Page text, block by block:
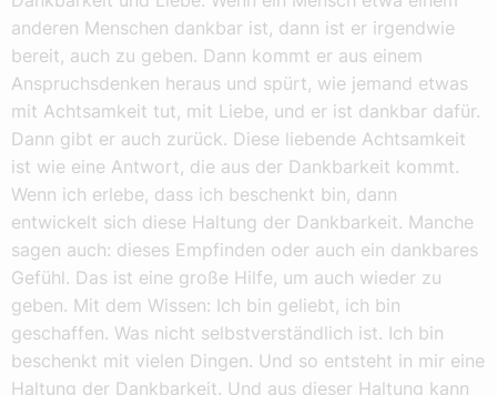
anderen Menschen dankbar ist, dann ist er irgendwie
bereit, auch zu geben. Dann kommt er aus einem
Anspruchsdenken heraus und spürt, wie jemand etwas
mit Achtsamkeit tut, mit Liebe, und er ist dankbar dafür.
Dann gibt er auch zurück. Diese liebende Achtsamkeit
ist wie eine Antwort, die aus der Dankbarkeit kommt.
Wenn ich erlebe, dass ich beschenkt bin, dann
entwickelt sich diese Haltung der Dankbarkeit. Manche
sagen auch: dieses Empfinden oder auch ein dankbares
Gefühl. Das ist eine große Hilfe, um auch wieder zu
geben. Mit dem Wissen: Ich bin geliebt, ich bin
geschaffen. Was nicht selbstverständlich ist. Ich bin
beschenkt mit vielen Dingen. Und so entsteht in mir eine
Haltung der Dankbarkeit. Und aus dieser Haltung kann